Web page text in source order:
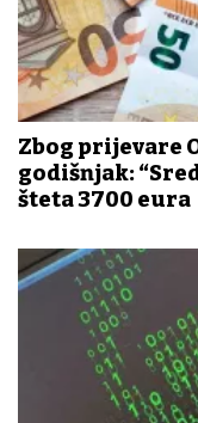
Zbog prijevare
godišnjak:
šteta 3700 eura